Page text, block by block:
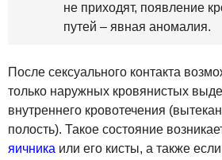
не приходят, появление
путей – явная аномалия.
После сексуального контакта
только наружных кровянистых
внутреннего кровотечения
полость). Такое состояние
яичника или его кисты, а также